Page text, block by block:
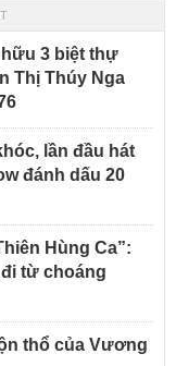
3 biệt thự
Thị Thúy Nga
lần đầu hát
đánh dấu 20
Hùng Ca”:
từ choáng
thổ của Vương